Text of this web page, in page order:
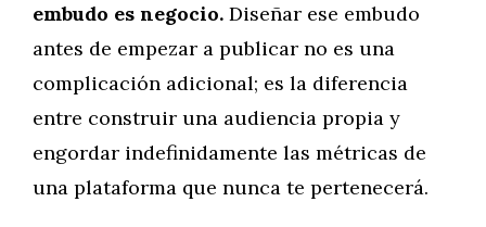
embudo es negocio. Diseñar ese embudo
antes de empezar a publicar no es una
complicación adicional; es la diferencia
entre construir una audiencia propia y
engordar indefinidamente las métricas de
una plataforma que nunca te pertenecerá.